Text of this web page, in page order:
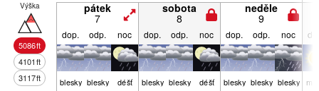
Výška
5086ft
4101ft
3117ft
pátek
7
sobota
8
neděle
9
dop. odp. noc dop. odp. noc dop. odp. noc
blesky blesky déšť blesky blesky déšť blesky blesky blesky